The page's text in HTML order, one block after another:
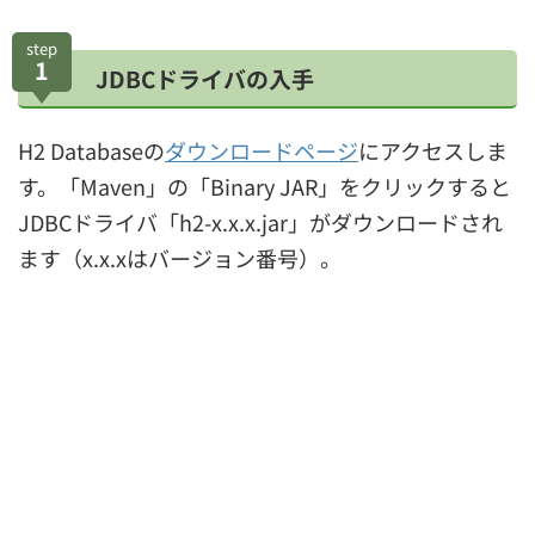
step
1 JDBCドライバの入手
H2 Databaseのダウンロードページにアクセスしま
す。「Maven」の「Binary JAR」をクリックすると
JDBCドライバ「h2-x.x.x.jar」がダウンロードされ
ます（x.x.xはバージョン番号）。